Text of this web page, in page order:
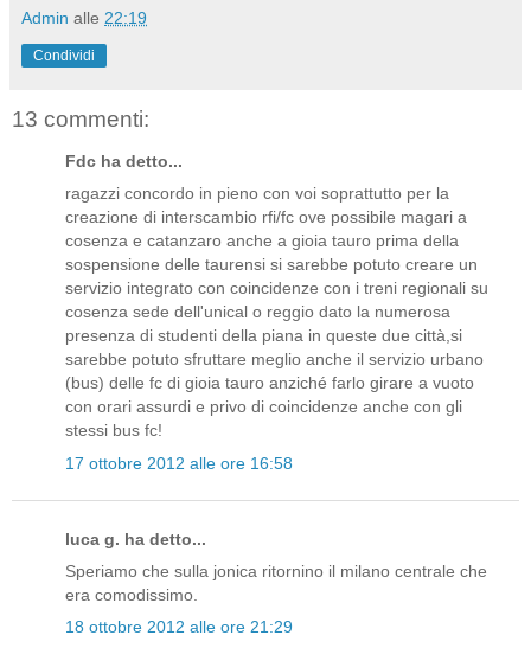
Admin alle 22:19
Condividi
13 commenti:
Fdc ha detto...
ragazzi concordo in pieno con voi soprattutto per la
creazione di interscambio rfi/fc ove possibile magari a
cosenza e catanzaro anche a gioia tauro prima della
sospensione delle taurensi si sarebbe potuto creare un
servizio integrato con coincidenze con i treni regionali su
cosenza sede dell'unical o reggio dato la numerosa
presenza di studenti della piana in queste due città,si
sarebbe potuto sfruttare meglio anche il servizio urbano
(bus) delle fc di gioia tauro anziché farlo girare a vuoto
con orari assurdi e privo di coincidenze anche con gli
stessi bus fc!
17 ottobre 2012 alle ore 16:58
luca g. ha detto...
Speriamo che sulla jonica ritornino il milano centrale che
era comodissimo.
18 ottobre 2012 alle ore 21:29